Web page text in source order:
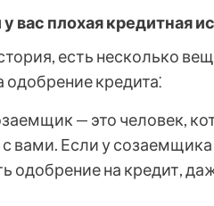
вас плохая кредитная
есть несколько
кредита⁚
— это человек,
с вами. Если у
на кредит,